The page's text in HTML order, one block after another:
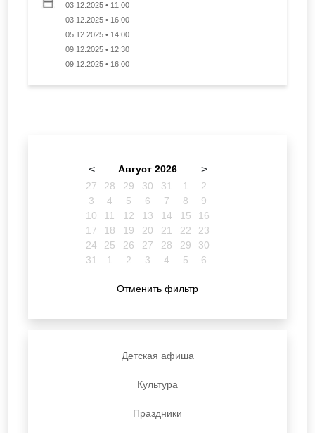
03.12.2025 • 11:00
03.12.2025 • 16:00
05.12.2025 • 14:00
09.12.2025 • 12:30
09.12.2025 • 16:00
< Август 2026 >
27 28 29 30 31 1
2
3
4 5 6 7 8
9
10
11 12 13 14 15
16
17
18 19 20 21 22
23
24
25 26 27 28 29
30
31
1 2 3 4 5 6
Отменить фильтр
Детская афиша
Культура
Праздники